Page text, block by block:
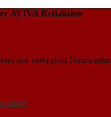
AVIVA Redaktion
das verspricht